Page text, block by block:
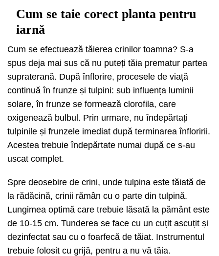
Cum se taie corect planta pentru
iarnă
Cum se efectuează tăierea crinilor toamna? S-a
spus deja mai sus că nu puteți tăia prematur partea
supraterană. După înflorire, procesele de viață
continuă în frunze și tulpini: sub influența luminii
solare, în frunze se formează clorofila, care
oxigenează bulbul. Prin urmare, nu îndepărtați
tulpinile și frunzele imediat după terminarea înfloririi.
Acestea trebuie îndepărtate numai după ce s-au
uscat complet.
Spre deosebire de crini, unde tulpina este tăiată de
la rădăcină, crinii rămân cu o parte din tulpină.
Lungimea optimă care trebuie lăsată la pământ este
de 10-15 cm. Tunderea se face cu un cuțit ascuțit și
dezinfectat sau cu o foarfecă de tăiat. Instrumentul
trebuie folosit cu grijă, pentru a nu vă tăia.